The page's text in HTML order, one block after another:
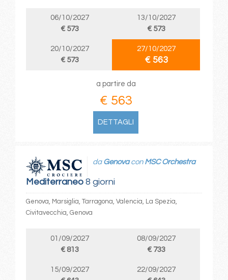
06/10/2027
€ 573
13/10/2027
€ 573
20/10/2027
€ 573
27/10/2027
€ 563
a partire da
€ 563
DETTAGLI
Mediterraneo8 giorni
da Genovacon MSC Orchestra
Genova, Marsiglia, Tarragona, Valencia, La Spezia,
Civitavecchia, Genova
01/09/2027
€ 813
08/09/2027
€ 733
15/09/2027
22/09/2027